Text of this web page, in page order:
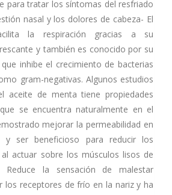
para tratar los síntomas del resfriado
nasal y los dolores de cabeza- El
la respiración gracias a su
y también es conocido por su
inhibe el crecimiento de bacterias
gram-negativas. Algunos estudios
aceite de menta tiene propiedades
se encuentra naturalmente en el
mejorar la permeabilidad en
ser beneficioso para reducir los
actuar sobre los músculos lisos de
Reduce la sensación de malestar
los receptores de frío en la nariz y ha